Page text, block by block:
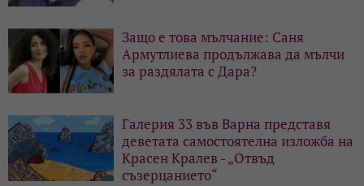
Защо е това мълчание: Саня
Армутлиева продължава да мълчи
за раздялата с Дара?
Галерия 33 във Варна представя
деветата самостоятелна изложба на
Красен Кралев - „Отвъд
съзерцанието“